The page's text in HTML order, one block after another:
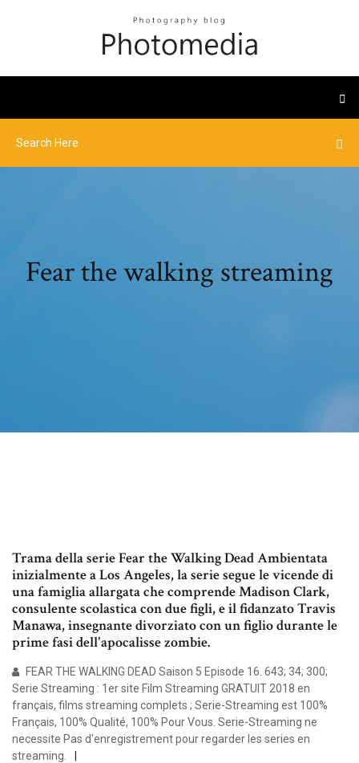
Fear the walking streaming
Trama della serie Fear the Walking Dead Ambientata
inizialmente a Los Angeles, la serie segue le vicende di
una famiglia allargata che comprende Madison Clark,
consulente scolastica con due figli, e il fidanzato Travis
Manawa, insegnante divorziato con un figlio durante le
prime fasi dell'apocalisse zombie.
FEAR THE WALKING DEAD Saison 5 Episode 16. 643; 34; 300;
Serie Streaming : 1er site Film Streaming GRATUIT 2018 en
français, films streaming complets ; Serie-Streaming est 100%
Français, 100% Qualité, 100% Pour Vous. Serie-Streaming ne
necessite Pas d'enregistrement pour regarder les series en
streaming.